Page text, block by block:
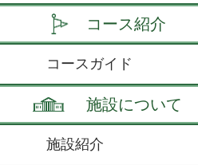
コース紹介
コースガイド
施設について
施設紹介